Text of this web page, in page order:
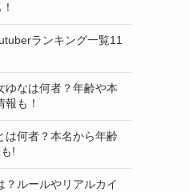
ランキング一覧11
ゆなは何者？年齢や本
も！
は何者？本名から年齢
!
？ルールやリアルカイ